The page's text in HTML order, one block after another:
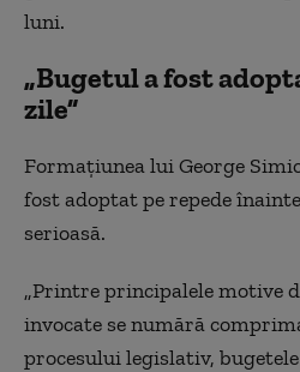
luni.
„Bugetul a fost
zile”
Formațiunea lui George
fost adoptat pe repede
serioasă.
„Printre principalele motive
invocate se numără
procesului legislativ,